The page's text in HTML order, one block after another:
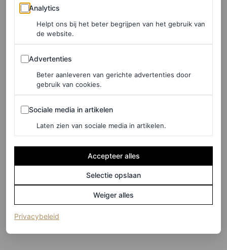
Rouge Coco-gloss, € 36
HIER TE KOOP
Analytics
Analytics
Helpt ons bij het beter begrijpen van het gebruik van
de website.
Advertenties
Advertenties
Beter aanleveren van gerichte advertenties door
gebruik van cookies.
Sociale media in artikelen
Sociale media in artikelen
Laten zien van sociale media in artikelen.
Accepteer alles
Selectie opslaan
Weiger alles
Privacybeleid